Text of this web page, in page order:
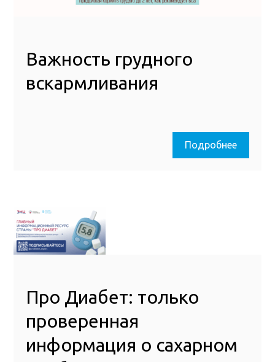
Важность грудного
вскармливания
Подробнее
Про Диабет: только
проверенная
информация о сахарном